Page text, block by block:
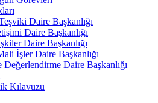
Daire Başkanlığı
Daire Başkanlığı
Daire Başkanlığı
İşler Daire Başkanlığı
Değerlendirme Daire Başkanlığı
Kılavuzu